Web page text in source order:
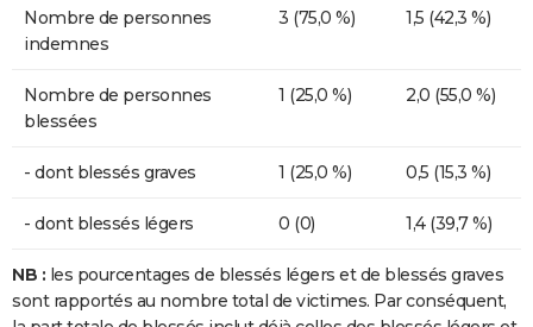
Nombre de personnes
indemnes
3 (75,0 %) 1,5 (42,3 %)
Nombre de personnes
blessées
1 (25,0 %) 2,0 (55,0 %)
- dont blessés graves 1 (25,0 %) 0,5 (15,3 %)
- dont blessés légers 0 (0) 1,4 (39,7 %)
NB : les pourcentages de blessés légers et de blessés graves
sont rapportés au nombre total de victimes. Par conséquent,